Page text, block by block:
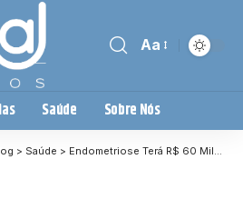
Aa
Saúde Sobre Nós
> Saúde > Endometriose Terá R$ 60 Milhões em Pesquisa no Brasil: Uma Doença que Afeta 10% das Mulheres em Idade Fértil Finalmente Recebe Atenção